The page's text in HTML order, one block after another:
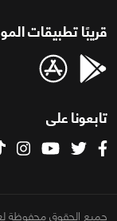
قريبًا تطبيقات
تابعونا على
جميع الحقوق محفوظة